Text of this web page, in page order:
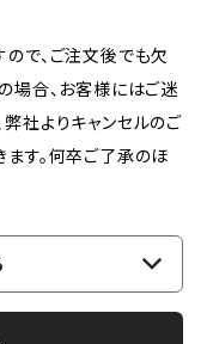
で、ご注文後でも欠
場合、お客様にはご迷
社よりキャンセルのご
す。何卒ご了承のほ